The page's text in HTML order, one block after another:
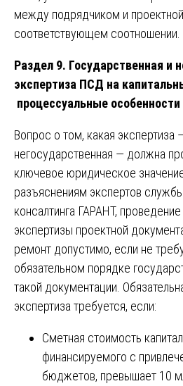
между подрядчиком и
соответствующем соотношении.
Раздел 9. Государственная и
экспертиза ПСД на
процессуальные особенности
Вопрос о том, какая экспертиза
негосударственная — должна
ключевое юридическое
разъяснениям экспертов
консалтинга ГАРАНТ,
экспертизы проектной
ремонт допустимо, если не
обязательном порядке
такой документации.
экспертиза требуется, если:
Сметная стоимость
финансируемого с
бюджетов, превышает 10